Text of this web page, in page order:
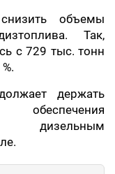
объемы
Так,
с 729 тыс. тонн
держать
дизельным